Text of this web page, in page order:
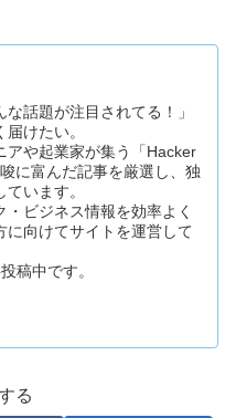
な話題が注目されてる！」
けたい。
アや起業家が集う「Hacker
に富んだ記事を厳選し、独
います。
・ビジネス情報を効率よく
に向けてサイトを運営して
稿中です。
る